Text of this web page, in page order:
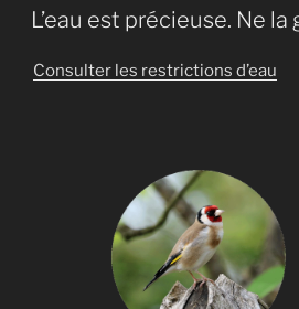
LE
L’eau est précieuse. Ne la
Consulter les restrictions d’eau